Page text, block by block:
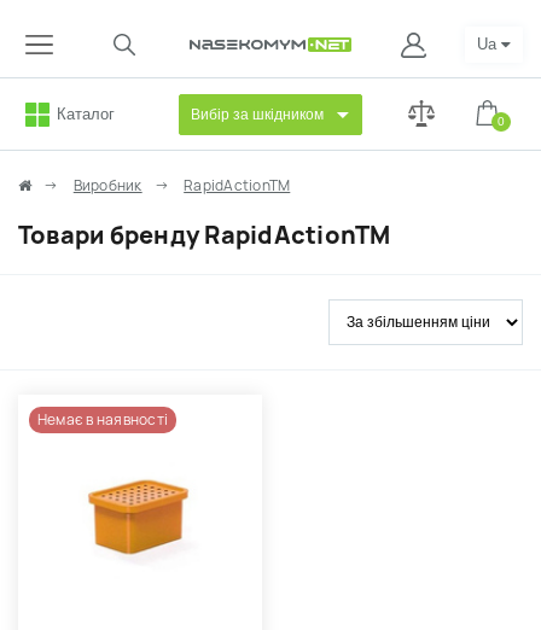
Каталог Вибір за шкідником 0
Ua
Виробник RapidActionTM
Товари бренду RapidActionTM
Немає в наявності